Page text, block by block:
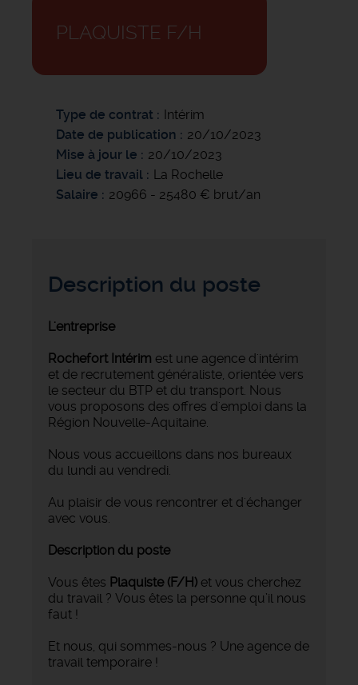
PLAQUISTE F/H
Type de contrat
Intérim
Date de publication
20/10/2023
Mise à jour le
20/10/2023
Lieu de travail
La Rochelle
Salaire
20966 - 25480 € brut/an
Description du poste
L'entreprise
Rochefort Intérim est une agence d'intérim
et de recrutement généraliste, orientée vers
le secteur du BTP et du transport. Nous
vous proposons des offres d'emploi dans la
Région Nouvelle-Aquitaine.
Nous vous accueillons dans nos bureaux
du lundi au vendredi.
Au plaisir de vous rencontrer et d'échanger
avec vous.
Description du poste
Vous êtes Plaquiste (F/H) et vous cherchez
du travail ? Vous êtes la personne qu’il nous
faut !
Et nous, qui sommes-nous ? Une agence de
travail temporaire !